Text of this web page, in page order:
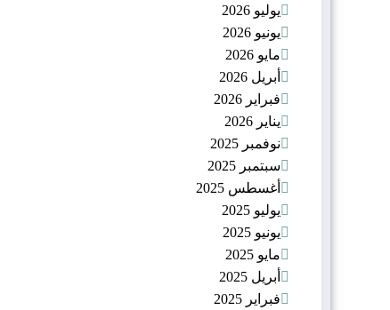
يوليو 2026
يونيو 2026
مايو 2026
أبريل 2026
فبراير 2026
يناير 2026
نوفمبر 2025
سبتمبر 2025
أغسطس 2025
يوليو 2025
يونيو 2025
مايو 2025
أبريل 2025
فبراير 2025